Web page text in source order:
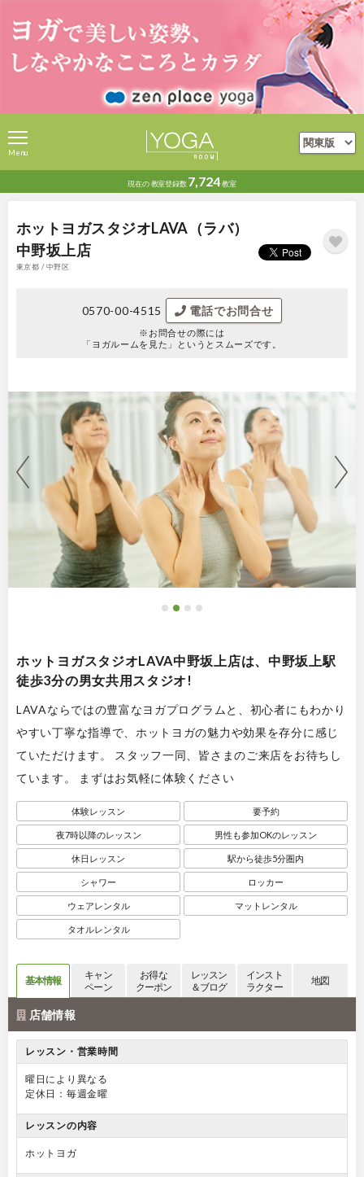
現在の教室登録数 7,724教室
Menu
ホットヨガスタジオLAVA（ラバ）
中野坂上店
東京都 / 中野区
0570-00-4515 電話でお問合せ
※お問合せの際には
「ヨガルームを見た」というとスムーズです。
ホットヨガスタジオLAVA中野坂上店は、中野坂上駅
徒歩3分の男女共用スタジオ!
LAVAならではの豊富なヨガプログラムと、初心者にもわかり
やすい丁寧な指導で、ホットヨガの魅力や効果を存分に感じ
ていただけます。 スタッフ一同、皆さまのご来店をお待ちし
ています。 まずはお気軽に体験ください
体験レッスン 要予約
夜7時以降のレッスン 男性も参加OKのレッスン
休日レッスン 駅から徒歩5分圏内
シャワー ロッカー
ウェアレンタル マットレンタル
タオルレンタル
基本情報
キャン
ペーン
お得な
クーポン
レッスン
＆ブログ
インスト
ラクター
地図
店舗情報
レッスン・営業時間
曜日により異なる
定休日：毎週金曜
レッスンの内容
ホットヨガ